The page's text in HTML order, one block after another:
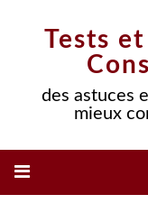
Tests
des astuces
mieux